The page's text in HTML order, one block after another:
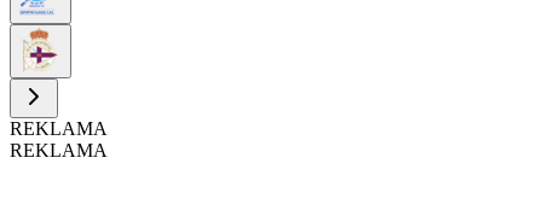
REKLAMA
REKLAMA